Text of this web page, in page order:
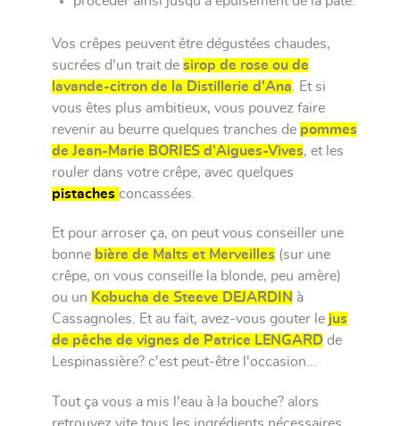
Vos crêpes peuvent être dégustées chaudes,
sucrées d'un trait de sirop de rose ou de
lavande-citron de la Distillerie d'Ana . Et si
vous êtes plus ambitieux, vous pouvez faire
revenir au beurre quelques tranches de pommes
de Jean-Marie BORIES d'Aigues-Vives, et les
rouler dans votre crêpe, avec quelques
pistaches concassées.
Et pour arroser ça, on peut vous conseiller une
bonne bière de Malts et Merveilles (sur une
crêpe, on vous conseille la blonde, peu amère)
ou un Kobucha de Steeve DEJARDIN à
Cassagnoles. Et au fait, avez-vous gouter le jus
de pêche de vignes de Patrice LENGARD de
Lespinassière? c'est peut-être l'occasion...
Tout ça vous a mis l'eau à la bouche? alors